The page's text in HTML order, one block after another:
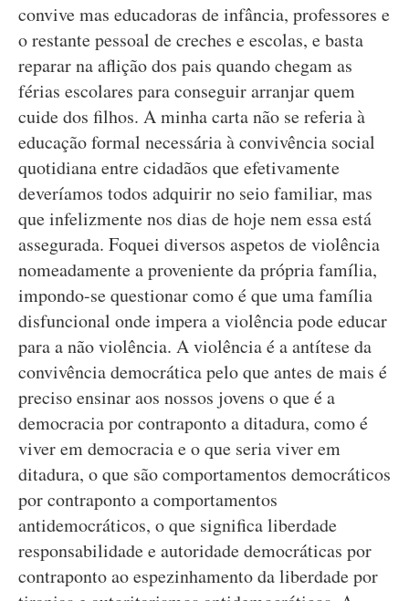
convive mas educadoras de infância, professores e
o restante pessoal de creches e escolas, e basta
reparar na aflição dos pais quando chegam as
férias escolares para conseguir arranjar quem
cuide dos filhos. A minha carta não se referia à
educação formal necessária à convivência social
quotidiana entre cidadãos que efetivamente
deveríamos todos adquirir no seio familiar, mas
que infelizmente nos dias de hoje nem essa está
assegurada. Foquei diversos aspetos de violência
nomeadamente a proveniente da própria família,
impondo-se questionar como é que uma família
disfuncional onde impera a violência pode educar
para a não violência. A violência é a antítese da
convivência democrática pelo que antes de mais é
preciso ensinar aos nossos jovens o que é a
democracia por contraponto a ditadura, como é
viver em democracia e o que seria viver em
ditadura, o que são comportamentos democráticos
por contraponto a comportamentos
antidemocráticos, o que significa liberdade
responsabilidade e autoridade democráticas por
contraponto ao espezinhamento da liberdade por